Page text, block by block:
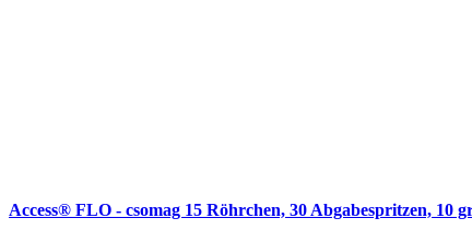
Access® FLO - csomag 15 Röhrchen, 30 Abgabespritzen, 10